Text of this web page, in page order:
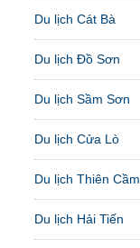
Du lịch Cát Bà
Du lịch Đồ Sơn
Du lịch Sầm Sơn
Du lịch Cửa Lò
Du lịch Thiên Cầm
Du lịch Hải Tiến